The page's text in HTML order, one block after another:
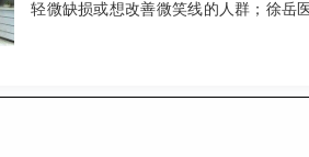
轻微缺损或想改善微笑线的人群；徐岳
刮治、微创拔除横生智齿及根管再治疗